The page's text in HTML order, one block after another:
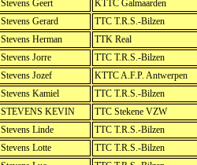
Stevens Geert KTTC Galmaarden
Stevens Gerard TTC T.R.S.-Bilzen
Stevens Herman TTK Real
Stevens Jorre TTC T.R.S.-Bilzen
Stevens Jozef KTTC A.F.P. Antwerpen
Stevens Kamiel TTC T.R.S.-Bilzen
STEVENS KEVIN TTC Stekene VZW
Stevens Linde TTC T.R.S.-Bilzen
Stevens Lotte TTC T.R.S.-Bilzen